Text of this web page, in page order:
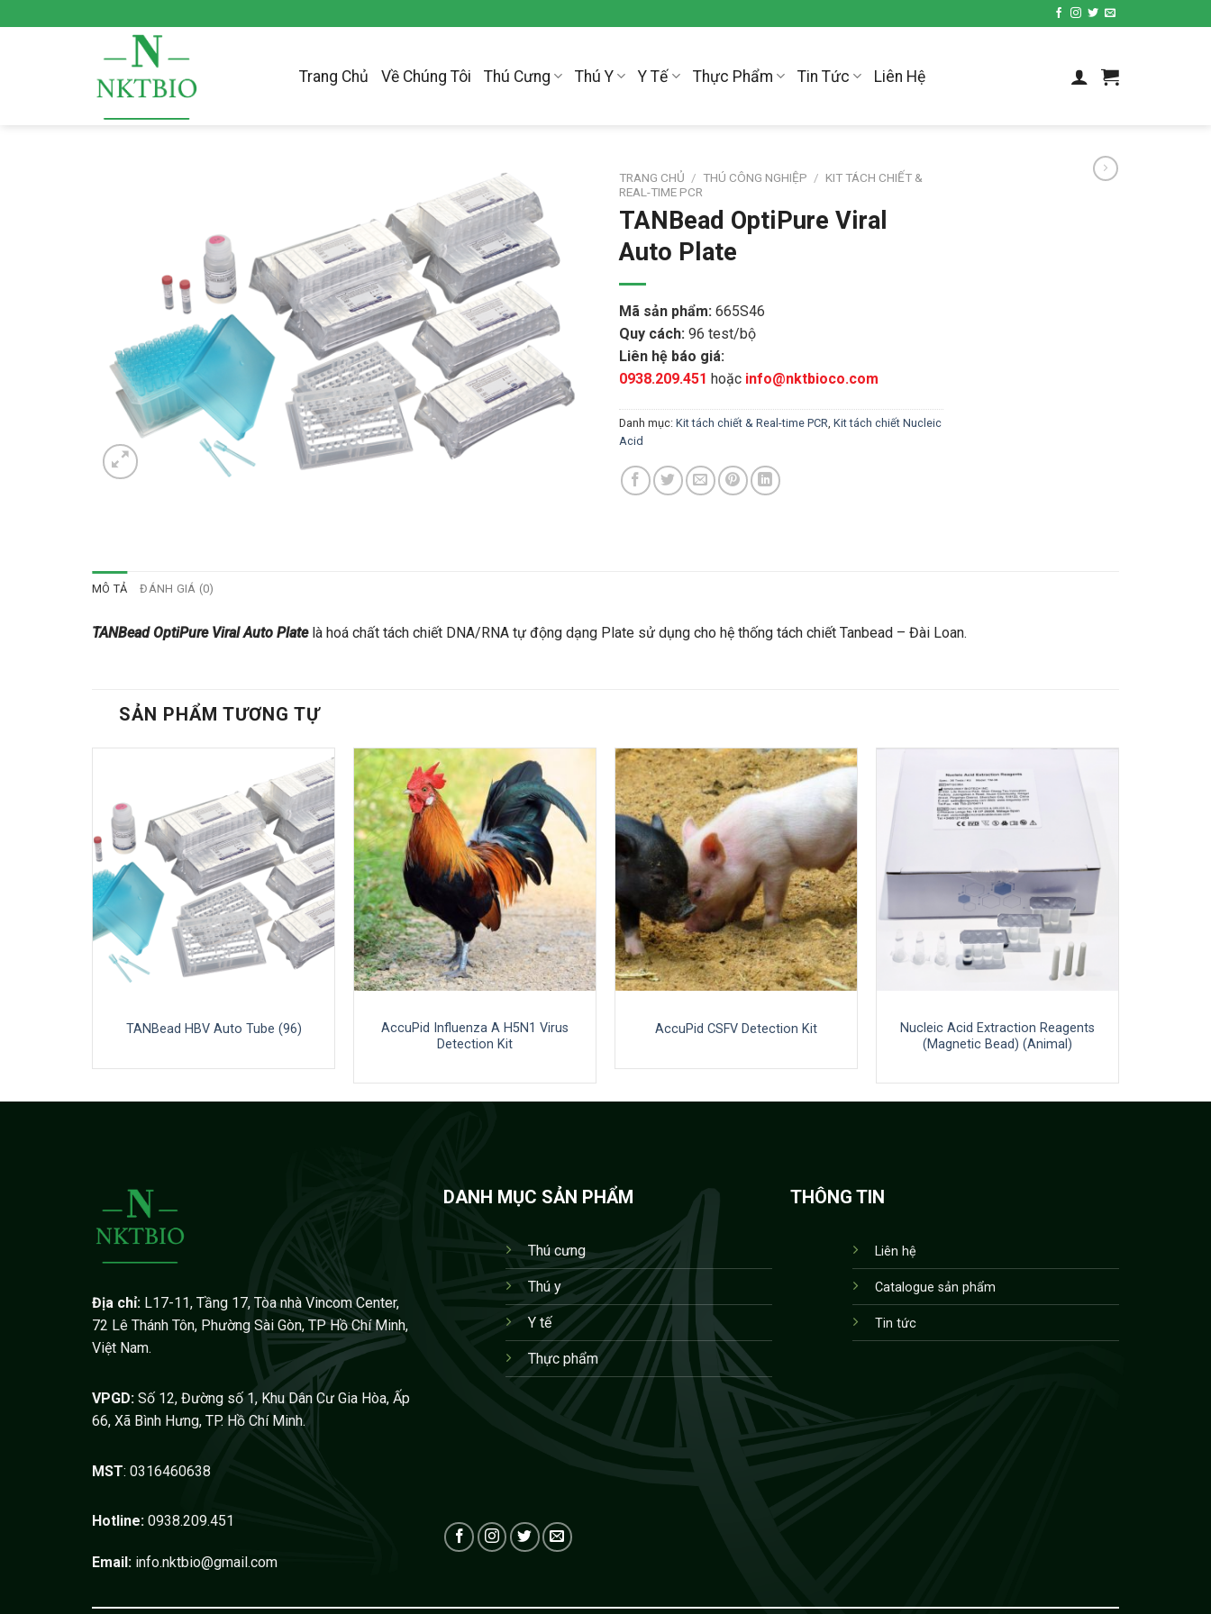
to
Trang Chủ Về Chúng Tôi Thú Cưng Thú Y Y Tế Thực Phẩm Tin Tức Liên Hệ
TRANG CHỦ / THÚ CÔNG NGHIỆP / KIT TÁCH CHIẾT &
REAL-TIME PCR
TANBead OptiPure Viral
Auto Plate
Mã sản phẩm: 665S46
Quy cách: 96 test/bộ
Liên hệ báo giá:
0938.209.451 hoặc info@nktbioco.com
Danh mục: Kit tách chiết & Real-time PCR Kit tách chiết Nucleic
Acid
MÔ TẢ ĐÁNH GIÁ (0)
TANBead OptiPure Viral Auto Platelà hoá chất tách chiết DNA/RNA tự động dạng Plate sử dụng cho hệ thống tách chiết Tanbead – Đài Loan.
SẢN PHẨM TƯƠNG TỰ
TANBead HBV Auto Tube (96)
AccuPid Influenza A H5N1 Virus
Detection Kit
AccuPid CSFV Detection Kit
Nucleic Acid Extraction Reagents
(Magnetic Bead) (Animal)
Địa chỉ: L17-11, Tầng 17, Tòa nhà Vincom Center,
72 Lê Thánh Tôn, Phường Sài Gòn, TP Hồ Chí Minh,
Việt Nam.
VPGD: Số 12, Đường số 1, Khu Dân Cư Gia Hòa, Ấp
66, Xã Bình Hưng, TP. Hồ Chí Minh.
MST: 0316460638
Hotline: 0938.209.451
Email: info.nktbio@gmail.com
DANH MỤC SẢN PHẨM
Thú cưng
Thú y
Y tế
Thực phẩm
THÔNG TIN
Liên hệ
Catalogue sản phẩm
Tin tức